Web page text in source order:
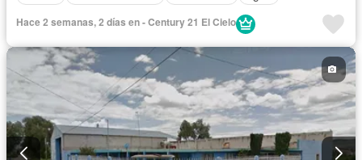
Hace 2 semanas, 2 días en - Century 21 El Cielo